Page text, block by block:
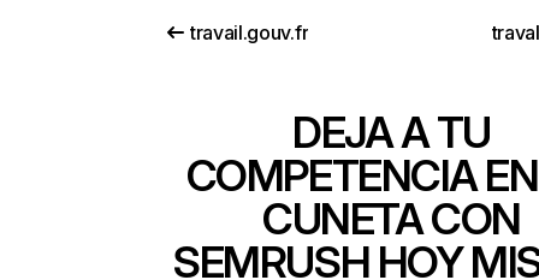
travail.gouv.fr
DEJA A TU
COMPETENCIA
CUNETA CON
SEMRUSH HOY